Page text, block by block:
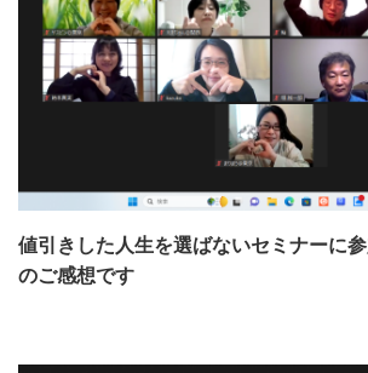
値引きした人生を選ばないセミナーに
のご感想です